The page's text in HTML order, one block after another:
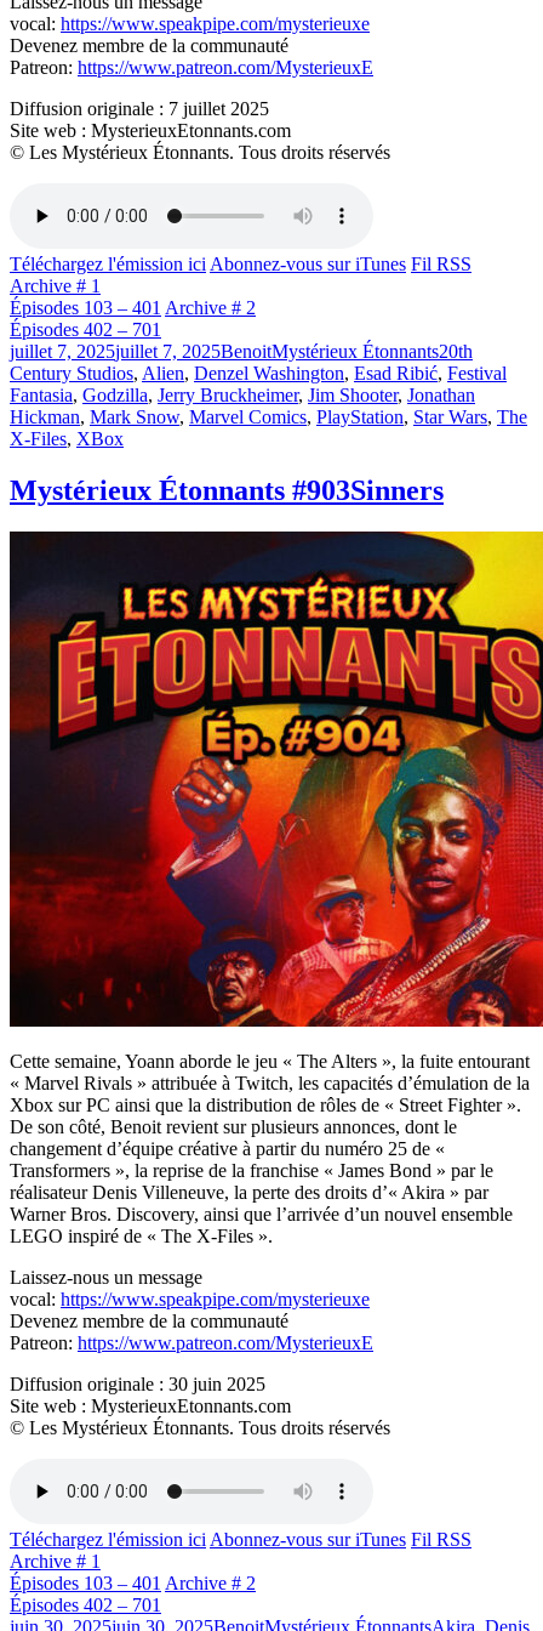
vocal: https://www.speakpipe.com/mysterieuxe
Devenez membre de la communauté
Patreon: https://www.patreon.com/MysterieuxE
Diffusion originale : 7 juillet 2025
Site web : MysterieuxEtonnants.com
© Les Mystérieux Étonnants. Tous droits réservés
Téléchargez l'émission iciAbonnez-vous sur iTunes Fil RSS
Archive # 1
Épisodes 103 – 401 Archive # 2
Épisodes 402 – 701
Publié
le
juillet 7, 2025juillet 7, 2025BenoitCatégories
Mystérieux ÉtonnantsÉtiquettes
20th
Century Studios, Alien, Denzel Washington, Esad Ribić, Festival
Fantasia, Godzilla, Jerry Bruckheimer, Jim Shooter, Jonathan
Hickman, Mark Snow, Marvel Comics, PlayStation, Star Wars, The
X-Files, XBox
Mystérieux Étonnants #903Sinners
Cette semaine, Yoann aborde le jeu « The Alters », la fuite entourant
« Marvel Rivals » attribuée à Twitch, les capacités d’émulation de la
Xbox sur PC ainsi que la distribution de rôles de « Street Fighter ».
De son côté, Benoit revient sur plusieurs annonces, dont le
changement d’équipe créative à partir du numéro 25 de «
Transformers », la reprise de la franchise « James Bond » par le
réalisateur Denis Villeneuve, la perte des droits d’« Akira » par
Warner Bros. Discovery, ainsi que l’arrivée d’un nouvel ensemble
LEGO inspiré de « The X-Files ».
Laissez-nous un message
vocal: https://www.speakpipe.com/mysterieuxe
Devenez membre de la communauté
Patreon: https://www.patreon.com/MysterieuxE
Diffusion originale : 30 juin 2025
Site web : MysterieuxEtonnants.com
© Les Mystérieux Étonnants. Tous droits réservés
Téléchargez l'émission ici Abonnez-vous sur iTunes Fil RSS
Archive # 1
Épisodes 103 – 401 Archive # 2
Épisodes 402 – 701
Publié
Catégories Étiquettes